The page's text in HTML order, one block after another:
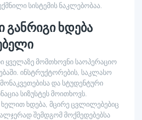
სისტემის ნაკლებობაა.
განრიგი ხდება
ყველაზე მომთხოვნი საოპერაციო
ინსტრუქტორების, საკლასო
და სტუდენტური
სიზუსტეს მოითხოვს.
ხდება, მცირე ცვლილებებიც
შემდგომ მოქმედებებსა